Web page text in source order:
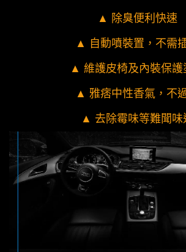
▲ 除臭便利快速
▲ 自動噴裝置，不需
▲ 維護皮椅及內裝保護
▲ 雅痞中性香氣，不
▲ 去除霉味等難聞味